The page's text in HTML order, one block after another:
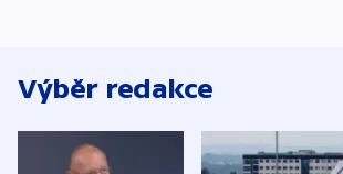
Výběr redakce